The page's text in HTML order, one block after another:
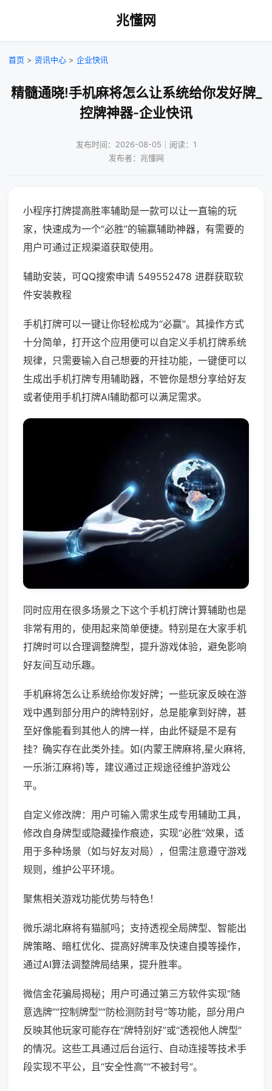
兆懂网
首页 > 资讯中心 > 企业快讯
精髓通晓!手机麻将怎么让系统给你发好牌_
控牌神器-企业快讯
发布时间：2026-08-05｜阅读：1
发布者：兆懂网
小程序打牌提高胜率辅助是一款可以让一直输的玩
家，快速成为一个“必胜”的输赢辅助神器，有需要的
用户可通过正规渠道获取使用。
辅助安装，可QQ搜索申请 549552478 进群获取软
件安装教程
手机打牌可以一键让你轻松成为“必赢”。其操作方式
十分简单，打开这个应用便可以自定义手机打牌系统
规律，只需要输入自己想要的开挂功能，一键便可以
生成出手机打牌专用辅助器，不管你是想分享给好友
或者使用手机打牌AI辅助都可以满足需求。
同时应用在很多场景之下这个手机打牌计算辅助也是
非常有用的，使用起来简单便捷。特别是在大家手机
打牌时可以合理调整牌型，提升游戏体验，避免影响
好友间互动乐趣。
手机麻将怎么让系统给你发好牌；一些玩家反映在游
戏中遇到部分用户的牌特别好，总是能拿到好牌，甚
至好像能看到其他人的牌一样，由此怀疑是不是有
挂？确实存在此类外挂。如(内蒙王牌麻将,星火麻将,
一乐浙江麻将)等，建议通过正规途径维护游戏公
平。
自定义修改牌：用户可输入需求生成专用辅助工具，
修改自身牌型或隐藏操作痕迹，实现“必胜”效果，适
用于多种场景（如与好友对局），但需注意遵守游戏
规则，维护公平环境。
聚焦相关游戏功能优势与特色！
微乐湖北麻将有猫腻吗；支持透视全局牌型、智能出
牌策略、暗杠优化、提高好牌率及快速自摸等操作，
通过AI算法调整牌局结果，提升胜率。
微信金花骗局揭秘；用户可通过第三方软件实现“随
意选牌”“控制牌型”“防检测防封号”等功能，部分用户
反映其他玩家可能存在“牌特别好”或“透视他人牌型”
的情况。这些工具通过后台运行、自动连接等技术手
段实现不平公，且“安全性高”“不被封号”。